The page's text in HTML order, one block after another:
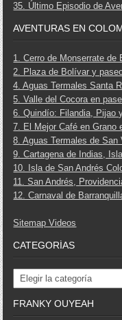
35. Último Episodio de
AVENTURAS EN
1. Cerro de Monserrate de
2. Plaza de Bolívar y
4. Aguas Termales Santa
5. Valle del Cocora en
6. Quindío: Filandia, Pijao
7. El Mejor Café en Grano
8. Aguas Termales de
9. Cartagena de Indias,
10. Isla de San Andrés
11. San Andrés,
12. Carnaval de
Sitemap Videos
CATEGORÍAS
Categorías
FRANKY OUYEAH